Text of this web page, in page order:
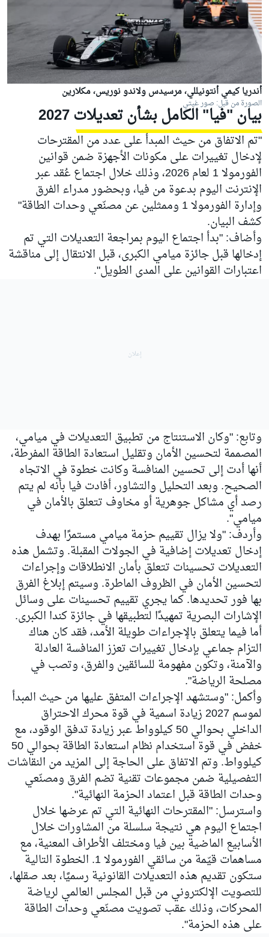
أندريا كيمي أنتونيللي، مرسيدس ولاندو نوريس، مكلارين
الصورة من قبل: صور غيتي
بيان "فيا" الكامل بشأن تعديلات 2027
"تم الاتفاق من حيث المبدأ على عدد من المقترحات
لإدخال تغييرات على مكونات الأجهزة ضمن قوانين
الفورمولا 1 لعام 2026، وذلك خلال اجتماع عُقد عبر
الإنترنت اليوم بدعوة من فيا، وبحضور مدراء الفرق
وإدارة الفورمولا 1 وممثلين عن مصنّعي وحدات الطاقة"
كشف البيان.
وأضاف: "بدأ اجتماع اليوم بمراجعة التعديلات التي تم
إدخالها قبل جائزة ميامي الكبرى، قبل الانتقال إلى مناقشة
اعتبارات القوانين على المدى الطويل".
وتابع: "وكان الاستنتاج من تطبيق التعديلات في ميامي،
المصممة لتحسين الأمان وتقليل استعادة الطاقة المفرطة،
أنها أدت إلى تحسين المنافسة وكانت خطوة في الاتجاه
الصحيح. وبعد التحليل والتشاور، أفادت فيا بأنه لم يتم
رصد أي مشاكل جوهرية أو مخاوف تتعلق بالأمان في
ميامي".
وأردف: "ولا يزال تقييم حزمة ميامي مستمرًا بهدف
إدخال تعديلات إضافية في الجولات المقبلة. وتشمل هذه
التعديلات تحسينات تتعلق بأمان الانطلاقات وإجراءات
لتحسين الأمان في الظروف الماطرة. وسيتم إبلاغ الفرق
بها فور تحديدها. كما يجري تقييم تحسينات على وسائل
الإشارات البصرية تمهيدًا لتطبيقها في جائزة كندا الكبرى.
أما فيما يتعلق بالإجراءات طويلة الأمد، فقد كان هناك
التزام جماعي بإدخال تغييرات تعزز المنافسة العادلة
والآمنة، وتكون مفهومة للسائقين والفرق، وتصب في
مصلحة الرياضة".
وأكمل: "وستشهد الإجراءات المتفق عليها من حيث المبدأ
لموسم 2027 زيادة اسمية في قوة محرك الاحتراق
الداخلي بحوالي 50 كيلوواط عبر زيادة تدفق الوقود، مع
خفض في قوة استخدام نظام استعادة الطاقة بحوالي 50
كيلوواط. وتم الاتفاق على الحاجة إلى المزيد من النقاشات
التفصيلية ضمن مجموعات تقنية تضم الفرق ومصنّعي
وحدات الطاقة قبل اعتماد الحزمة النهائية".
واسترسل: "المقترحات النهائية التي تم عرضها خلال
اجتماع اليوم هي نتيجة سلسلة من المشاورات خلال
الأسابيع الماضية بين فيا ومختلف الأطراف المعنية، مع
مساهمات قيّمة من سائقي الفورمولا 1. الخطوة التالية
ستكون تقديم هذه التعديلات القانونية رسميًا، بعد صقلها،
للتصويت الإلكتروني من قبل المجلس العالمي لرياضة
المحركات، وذلك عقب تصويت مصنّعي وحدات الطاقة
على هذه الحزمة".